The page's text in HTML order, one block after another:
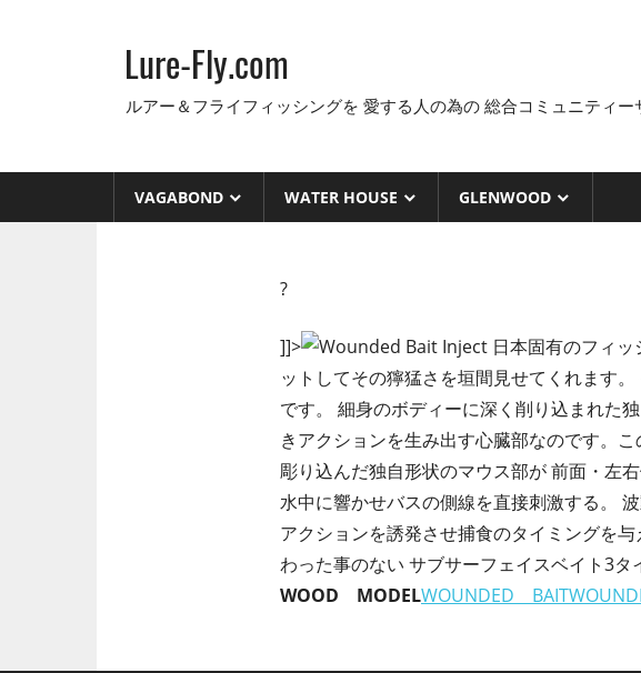
Lure-Fly.com
ルアー＆フライフィッシングを 愛する人の為の 総合コミュニティー
VAGABOND WATER HOUSE GLENWOOD
?
]]>
日本固有のフィ
ットしてその獰猛さを垣間見せてくれます
です。 細身のボディーに深く削り込まれた
きアクションを生み出す心臓部なのです。
彫り込んだ独自形状のマウス部が 前面・左
水中に響かせバスの側線を直接刺激する。
アクションを誘発させ捕食のタイミングを
わった事のない サブサーフェイスベイト3タ
WOOD MODELWOUNDED BAIT